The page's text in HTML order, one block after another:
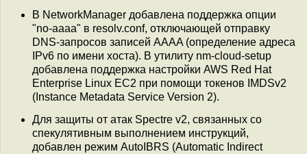
В NetworkManager добавлена поддержка опции
"no-aaaa" в resolv.conf, отключающей отправку
DNS-запросов записей AAAA (определение адреса
IPv6 по имени хоста). В утилиту nm-cloud-setup
добавлена поддержка настройки AWS Red Hat
Enterprise Linux EC2 при помощи токенов IMDSv2
(Instance Metadata Service Version 2).
Для защиты от атак Spectre v2, связанных со
спекулятивным выполнением инструкций,
добавлен режим AutoIBRS (Automatic Indirect